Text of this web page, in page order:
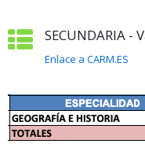
SECUNDARIA -
Enlace a CARM.ES